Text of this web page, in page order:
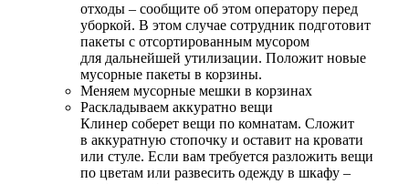
отходы – сообщите об этом оператору перед
уборкой. В этом случае сотрудник подготовит
пакеты с отсортированным мусором
для дальнейшей утилизации. Положит новые
мусорные пакеты в корзины.
Меняем мусорные мешки в корзинах
Раскладываем аккуратно вещи
Клинер соберет вещи по комнатам. Сложит
в аккуратную стопочку и оставит на кровати
или стуле. Если вам требуется разложить вещи
по цветам или развесить одежду в шкафу –